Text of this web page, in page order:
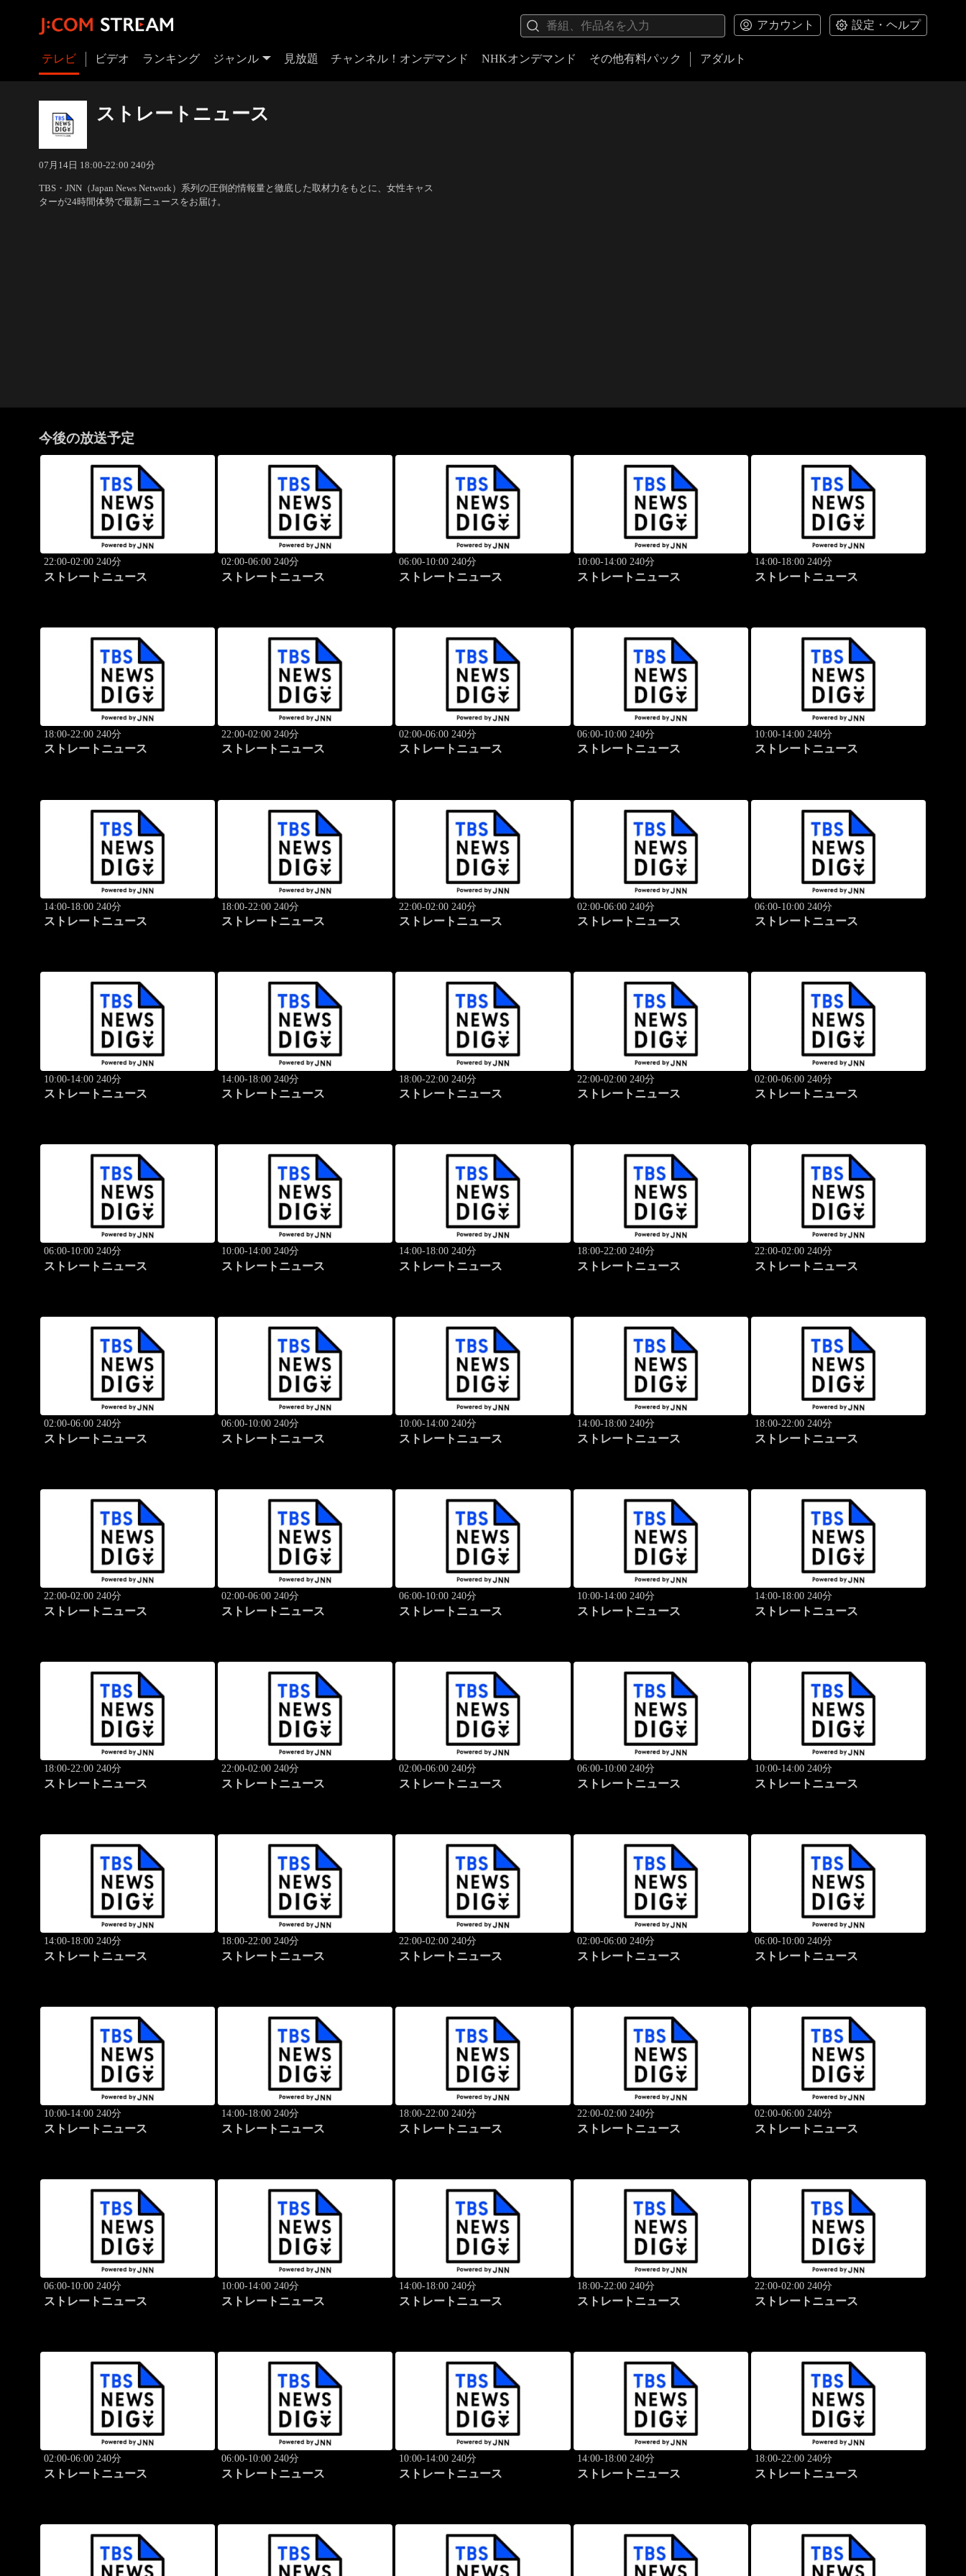
アカウント 設定・ヘルプ
テレビ ビデオ ランキング ジャンル 見放題 チャンネル！オンデマンド NHKオンデマンド その他有料パック アダルト
ストレートニュース
07月14日 18:00-22:00 240分
TBS・JNN（Japan News Network）系列の圧倒的情報量と徹底した取材力をもとに、女性キャス
ターが24時間体勢で最新ニュースをお届け。
今後の放送予定
22:00-02:00 240分
ストレートニュース
02:00-06:00 240分
ストレートニュース
06:00-10:00 240分
ストレートニュース
10:00-14:00 240分
ストレートニュース
14:00-18:00 240分
ストレートニュース
18:00-22:00 240分
ストレートニュース
22:00-02:00 240分
ストレートニュース
02:00-06:00 240分
ストレートニュース
06:00-10:00 240分
ストレートニュース
10:00-14:00 240分
ストレートニュース
14:00-18:00 240分
ストレートニュース
18:00-22:00 240分
ストレートニュース
22:00-02:00 240分
ストレートニュース
02:00-06:00 240分
ストレートニュース
06:00-10:00 240分
ストレートニュース
10:00-14:00 240分
ストレートニュース
14:00-18:00 240分
ストレートニュース
18:00-22:00 240分
ストレートニュース
22:00-02:00 240分
ストレートニュース
02:00-06:00 240分
ストレートニュース
06:00-10:00 240分
ストレートニュース
10:00-14:00 240分
ストレートニュース
14:00-18:00 240分
ストレートニュース
18:00-22:00 240分
ストレートニュース
22:00-02:00 240分
ストレートニュース
02:00-06:00 240分
ストレートニュース
06:00-10:00 240分
ストレートニュース
10:00-14:00 240分
ストレートニュース
14:00-18:00 240分
ストレートニュース
18:00-22:00 240分
ストレートニュース
22:00-02:00 240分
ストレートニュース
02:00-06:00 240分
ストレートニュース
06:00-10:00 240分
ストレートニュース
10:00-14:00 240分
ストレートニュース
14:00-18:00 240分
ストレートニュース
18:00-22:00 240分
ストレートニュース
22:00-02:00 240分
ストレートニュース
02:00-06:00 240分
ストレートニュース
06:00-10:00 240分
ストレートニュース
10:00-14:00 240分
ストレートニュース
14:00-18:00 240分
ストレートニュース
18:00-22:00 240分
ストレートニュース
22:00-02:00 240分
ストレートニュース
02:00-06:00 240分
ストレートニュース
06:00-10:00 240分
ストレートニュース
10:00-14:00 240分
ストレートニュース
14:00-18:00 240分
ストレートニュース
18:00-22:00 240分
ストレートニュース
22:00-02:00 240分
ストレートニュース
02:00-06:00 240分
ストレートニュース
06:00-10:00 240分
ストレートニュース
10:00-14:00 240分
ストレートニュース
14:00-18:00 240分
ストレートニュース
18:00-22:00 240分
ストレートニュース
22:00-02:00 240分
ストレートニュース
02:00-06:00 240分
ストレートニュース
06:00-10:00 240分
ストレートニュース
10:00-14:00 240分
ストレートニュース
14:00-18:00 240分
ストレートニュース
18:00-22:00 240分
ストレートニュース